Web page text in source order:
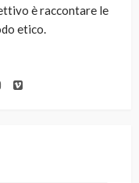
è raccontare le
etico.